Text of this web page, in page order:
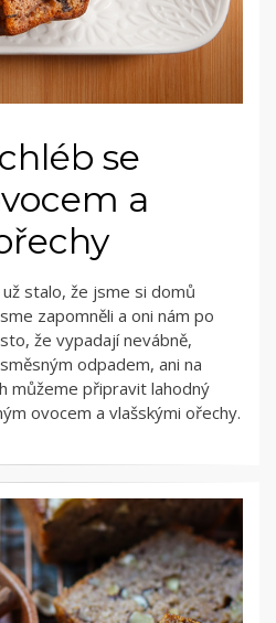
se
a
stalo, že jsme si domů
zapomněli a oni nám po
že vypadají nevábně,
odpadem, ani na
můžeme připravit lahodný
ovocem a vlašskými ořechy.